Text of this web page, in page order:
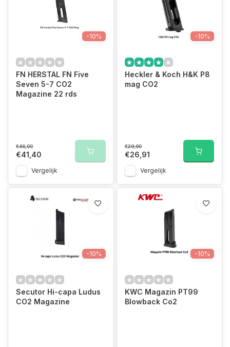
-10%
FN HERSTAL FN Five
Seven 5-7 CO2
Magazine 22 rds
€46,00
€41,40
Vergelijk
-10%
Heckler & Koch H&K P8
mag CO2
€29,90
€26,91
Vergelijk
-10%
Secutor Hi-capa Ludus
CO2 Magazine
-10%
KWC Magazin PT99
Blowback Co2